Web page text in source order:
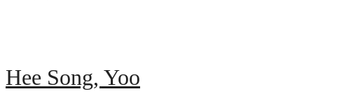
Hee Song, Yoo